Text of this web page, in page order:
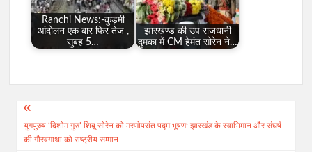
Ranchi News:-कुड़मी
आंदोलन एक बार फिर तेज ,
सुबह 5…
झारखण्ड की उप राजधानी
दुमका में CM हेमंत सोरेन ने…
Post
navigation
युगपुरुष ‘दिशोम गुरु’ शिबू सोरेन को मरणोपरांत पद्म भूषण: झारखंड के स्वाभिमान और संघर्ष
की गौरवगाथा को राष्ट्रीय सम्मान